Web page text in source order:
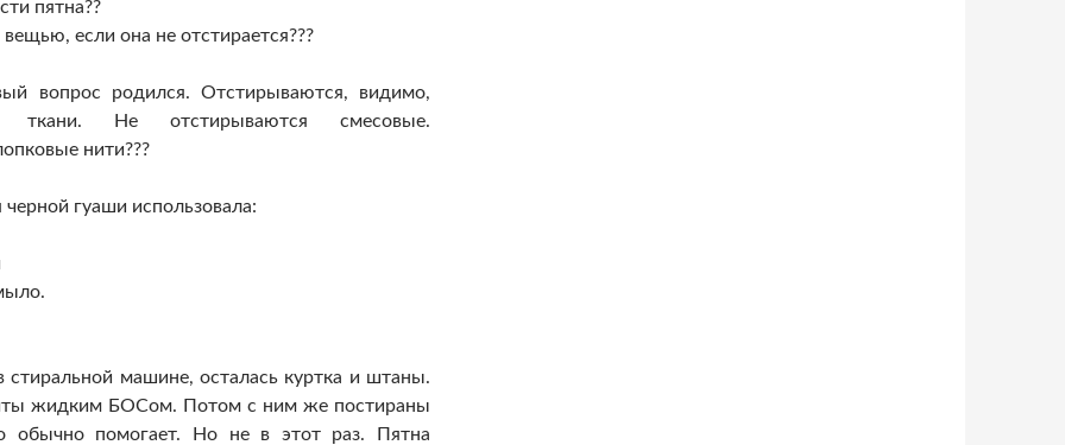
пятна??
если она не отстирается???
вопрос родился. Отстирываются, видимо,
ткани. Не отстирываются смесовые.
нити???
гуаши использовала:
стиральной машине, осталась куртка и штаны.
жидким БОСом. Потом с ним же постираны
обычно помогает. Но не в этот раз. Пятна